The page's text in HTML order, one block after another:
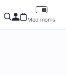
Med moms